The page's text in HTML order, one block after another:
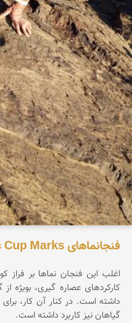
فنجانماهای Cup Marks عصاره گیری آیینی و...
اغلب این فنجان نماها بر فراز
کارکردهای عصاره گیری، بویژه
داشته است. در کنار آن کار،
گیاهان نیز کاربرد داشته است.